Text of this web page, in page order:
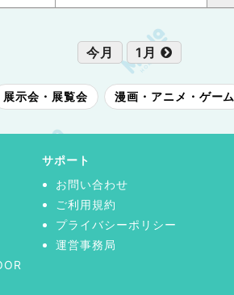
今月 1月
展示会・展覧会 漫画・アニメ・ゲーム
サポート
お問い合わせ
ご利用規約
プライバシーポリシー
運営事務局